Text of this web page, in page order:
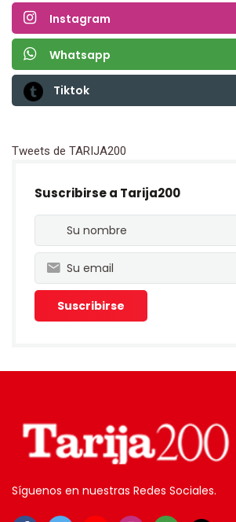
Instagram
Whatsapp
Tiktok
Tweets de TARIJA200
Suscribirse a Tarija200
Síguenos en nuestras Redes Sociales.